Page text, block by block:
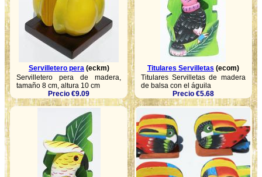
Servilletero pera (eckm)
Servilletero pera de madera,
tamaño 8 cm, altura 10 cm
Precio €9.09
Titulares Servilletas (ecom)
Titulares Servilletas de madera
de balsa con el águila
Precio €5.68